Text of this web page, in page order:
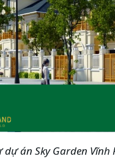
án Sky Garden Vĩnh